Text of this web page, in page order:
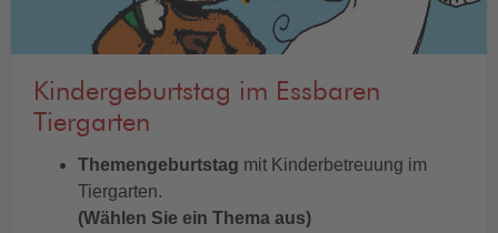
Kindergeburtstag im Essbaren
Tiergarten
Themengeburtstag mit Kinderbetreuung im
Tiergarten.
(Wählen Sie ein Thema aus)